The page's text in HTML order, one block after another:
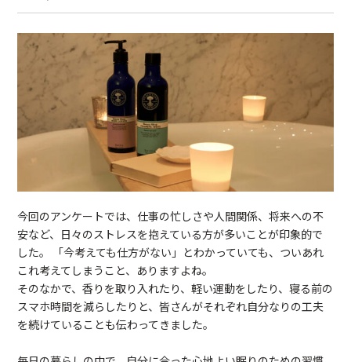
今回のアンケートでは、仕事の忙しさや人間関係、将来への不
安など、日々のストレスを抱えている方が多いことが印象的で
した。 「今考えても仕方がない」とわかっていても、ついあれ
これ考えてしまうこと、ありますよね。
そのなかで、香りを取り入れたり、軽い運動をしたり、寝る前の
スマホ時間を減らしたりと、皆さんがそれぞれ自分なりの工夫
を続けていることも伝わってきました。